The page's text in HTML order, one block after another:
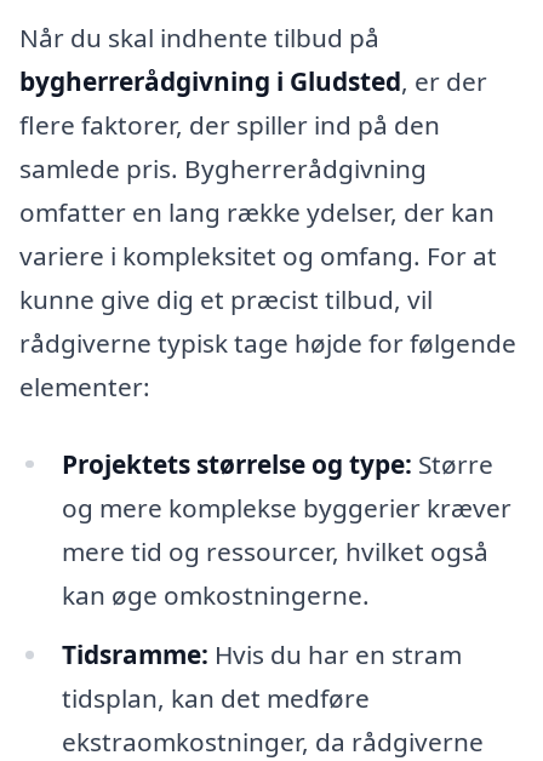
Når du skal indhente tilbud på
bygherrerådgivning i Gludsted, er der
flere faktorer, der spiller ind på den
samlede pris. Bygherrerådgivning
omfatter en lang række ydelser, der kan
variere i kompleksitet og omfang. For at
kunne give dig et præcist tilbud, vil
rådgiverne typisk tage højde for følgende
elementer:
Projektets størrelse og type: Større
og mere komplekse byggerier kræver
mere tid og ressourcer, hvilket også
kan øge omkostningerne.
Tidsramme: Hvis du har en stram
tidsplan, kan det medføre
ekstraomkostninger, da rådgiverne